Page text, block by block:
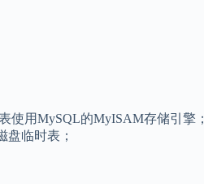
使用MySQL的MyISAM存储引擎；
临时表；